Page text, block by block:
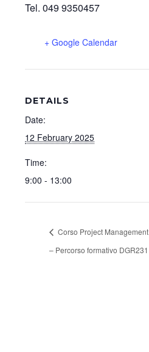
Tel. 049 9350457
+ Google Calendar
DETAILS
Date:
12 February 2025
Time:
9:00 - 13:00
Corso Project Management
– Percorso formativo DGR231